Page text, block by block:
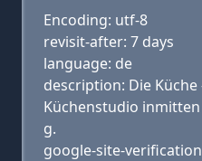
Encoding: utf-8
revisit-after: 7 days
language: de
description: Die
Küchenstudio
g.
google-site-